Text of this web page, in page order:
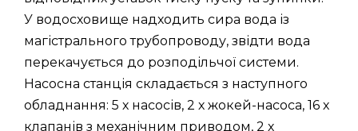
У водосховище надходить сира вода із
магістрального трубопроводу, звідти вода
перекачується до розподільчої системи.
Насосна станція складається з наступного
обладнання: 5 х насосів, 2 х жокей-насоса, 16 х
клапанів з механічним приводом, 2 х